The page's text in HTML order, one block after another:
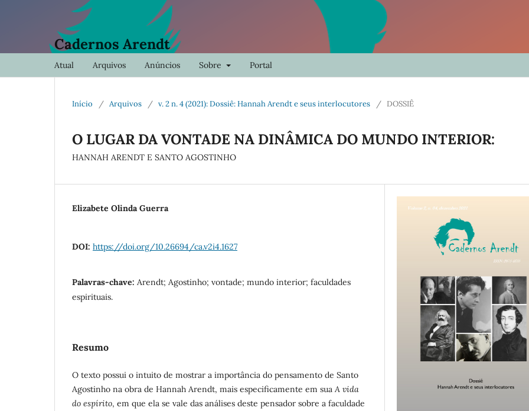
Cadernos Arendt
Atual Arquivos Anúncios Sobre Portal
Início / Arquivos / v. 2 n. 4 (2021): Dossiê: Hannah Arendt e seus interlocutores / DOSSIÊ
O LUGAR DA VONTADE NA DINÂMICA DO MUNDO INTERIOR:
HANNAH ARENDT E SANTO AGOSTINHO
Elizabete Olinda Guerra
DOI: https://doi.org/10.26694/ca.v2i4.1627
Palavras-chave: Arendt; Agostinho; vontade; mundo interior; faculdades
espirituais.
Resumo
O texto possui o intuito de mostrar a importância do pensamento de Santo
Agostinho na obra de Hannah Arendt, mais especificamente em sua A vida
do espírito, em que ela se vale das análises deste pensador sobre a faculdade